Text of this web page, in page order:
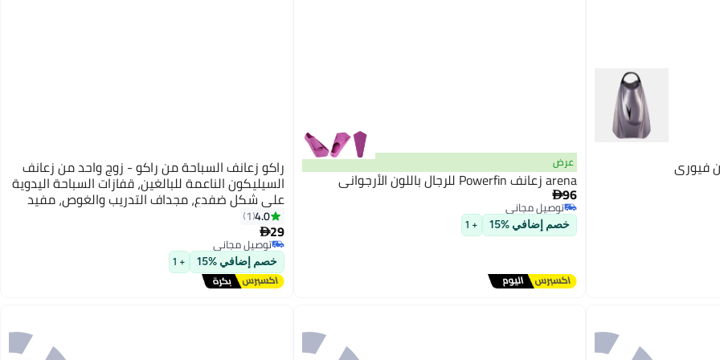
فيوري عرض
arena زعانف Powerfin للرجال باللون الأرجواني
96
توصيل مجاني
توصيل مجاني
خصم إضافي %15 + 1
راكو زعانف السباحة من راكو - زوج واحد من زعانف
السيليكون الناعمة للبالغين، قفازات السباحة اليدوية
على شكل ضفدع، مجداف التدريب والغوص، مفيد
باللون الأزرق (متوسط)
4.0
1
29
توصيل مجاني
توصيل مجاني
خصم إضافي %15 + 1